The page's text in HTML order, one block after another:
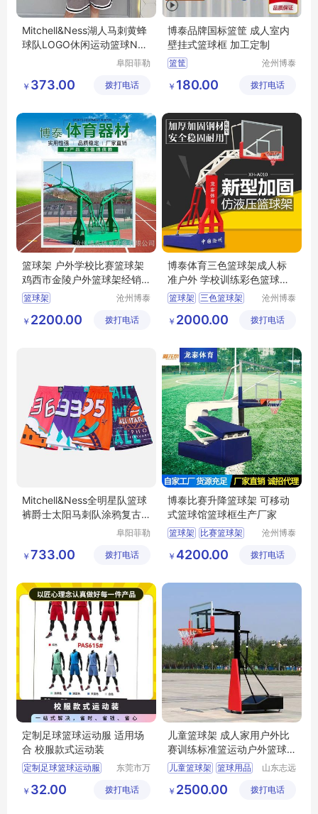
Mitchell&Ness湖人马刺黄蜂
球队LOGO休闲运动篮球NBA
阜阳菲勒
公司
￥ 373.00 拨打电话
博泰品牌国标篮筐 成人室内
壁挂式篮球框 加工定制
篮筐
沧州博泰
有限公司
￥ 180.00 拨打电话
篮球架 户外学校比赛篮球架
鸡西市金陵户外篮球架经销
商
篮球架
沧州博泰
有限公司
￥ 2200.00 拨打电话
博泰体育三色篮球架成人标
准户外 学校训练彩色篮球架
子篮球框
篮球架 三色篮球架
博泰篮球架
沧州博泰
有限公司
￥ 2000.00 拨打电话
Mitchell&Ness全明星队篮球
裤爵士太阳马刺队涂鸦复古
阜阳菲勒
公司
￥ 733.00 拨打电话
博泰比赛升降篮球架 可移动
式篮球馆篮球框生产厂家
篮球架 比赛篮球架
移动篮球框
沧州博泰
有限公司
￥ 4200.00 拨打电话
定制足球篮球运动服 适用场
合 校服款式运动装
定制足球篮球运动服
东莞市万
衣厂
￥ 32.00 拨打电话
儿童篮球架 成人家用户外比
赛训练标准篮运动户外篮球
用品
儿童篮球架 篮球用品
山东志远
有限公司
￥ 2500.00 拨打电话